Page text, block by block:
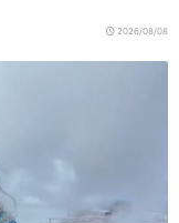
2026/08/08